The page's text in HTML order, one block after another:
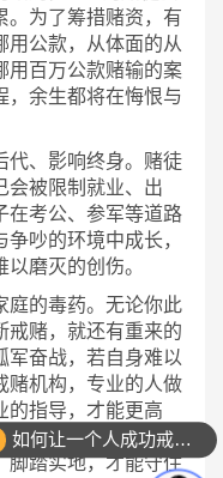
。为了筹措赌资，有
用公款，从体面的从
用百万公款赌输的案
，余生都将在悔恨与
代、影响终身。赌徒
会被限制就业、出
在考公、参军等道路
吵的环境中成长，
磨灭的创伤。
庭的毒药。无论你此
戒赌，就还有重来的
军奋战，若自身难以
赌机构，专业的人做
的指导，才能更高
人生没有捷径，更
脚踏实地，才能守住
如何让一个人成功戒掉赌瘾？